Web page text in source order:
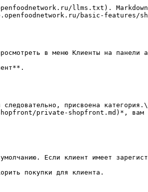
llms.txt).
basic-features/
в меню Клиенты на панели
присвоена категория.\
private-shopfront.md)*, вам
Если клиент имеет
покупки для клиента.